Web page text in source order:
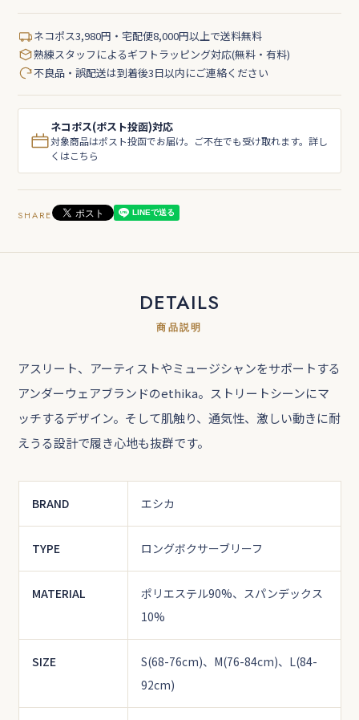
ネコポス3,980円・宅配便8,000円以上で送料無料
熟練スタッフによるギフトラッピング対応(無料・有料)
不良品・誤配送は到着後3日以内にご連絡ください
ネコポス(ポスト投函)対応
対象商品はポスト投函でお届け。ご不在でも受け取れます。詳し
くはこちら
SHARE
DETAILS
商品説明
アスリート、アーティストやミュージシャンをサポートする
アンダーウェアブランドのethika。ストリートシーンにマ
ッチするデザイン。そして肌触り、通気性、激しい動きに耐
えうる設計で履き心地も抜群です。
BRAND エシカ
TYPE ロングボクサーブリーフ
MATERIAL
ポリエステル90%、スパンデックス
10%
SIZE
S(68-76cm)、M(76-84cm)、L(84-
92cm)